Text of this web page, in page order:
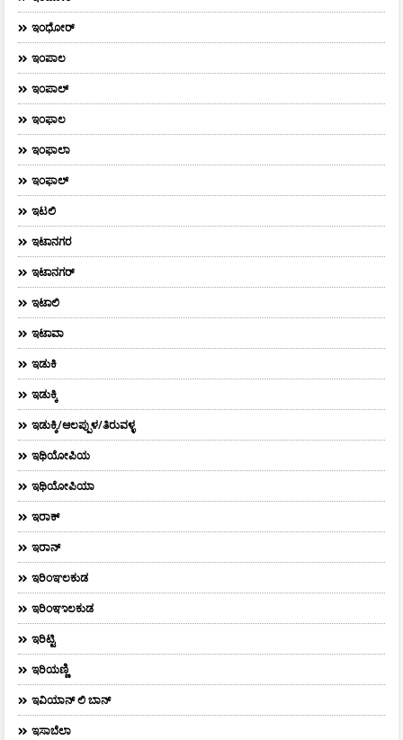
ಇಂಧೋರ್
ಇಂಪಾಲ
ಇಂಪಾಲ್‌
ಇಂಫಾಲ
ಇಂಫಾಲಾ
ಇಂಫಾಲ್
ಇಟಲಿ
ಇಟಾನಗರ
ಇಟಾನಗರ್‌
ಇಟಾಲಿ
ಇಟಾವಾ
ಇಡುಕಿ
ಇಡುಕ್ಕಿ
ಇಡುಕ್ಕಿ/ಆಲಪ್ಪುಳ/ತಿರುವಳ್ಳ
ಇಥಿಯೋಪಿಯ
ಇಥಿಯೋಪಿಯಾ
ಇರಾಕ್‌
ಇರಾನ್
ಇರಿಂಞಲಕುಡ
ಇರಿಂಞಾಲಕುಡ
ಇರಿಟ್ಟಿ
ಇರಿಯಣ್ಣಿ
ಇವಿಯಾನ್‌ ಲಿ ಬಾನ್‌
ಇಸಾಬೆಲಾ